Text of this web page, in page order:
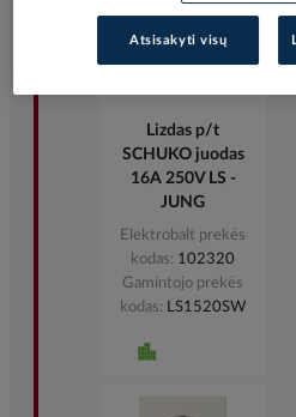
Rėmelis dvigubas
juodas matinis LS
- JUNG
Elektrobalt prekės
kodas 516562
kodas
Atsisakyti visų